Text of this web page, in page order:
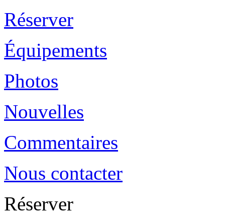
Réserver
Équipements
Photos
Nouvelles
Commentaires
Nous contacter
Réserver